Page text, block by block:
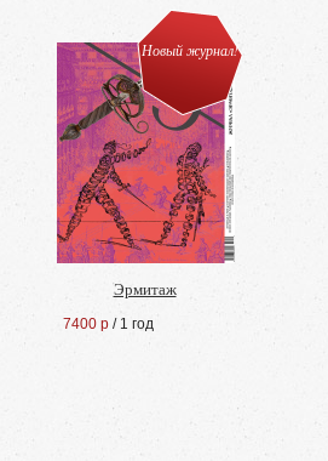
Новый журнал!
Эрмитаж
7400 р / 1 год